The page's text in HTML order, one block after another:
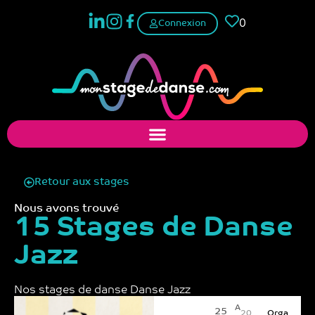
Connexion 0
Retour aux stages
Nous avons trouvé
15 Stages de Danse
Jazz
Nos stages de danse​ Danse Jazz
25
A